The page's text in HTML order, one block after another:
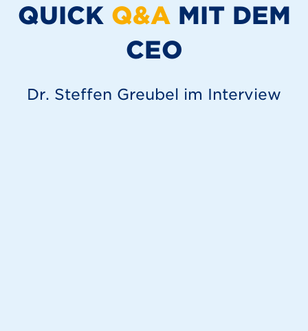
QUICK Q&A MIT DEM
CEO
Dr. Steffen Greubel im Interview